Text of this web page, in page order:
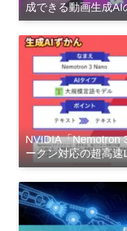
成できる動画生成AI
NVIDIA「Nemotron
ークン対応の超高速